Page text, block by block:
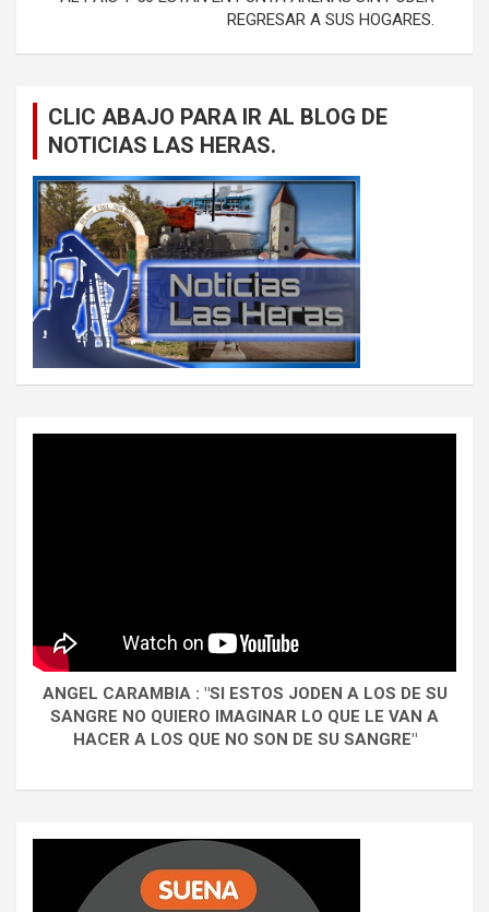
REGRESAR A SUS HOGARES.
CLIC ABAJO PARA IR AL BLOG DE
NOTICIAS LAS HERAS.
ANGEL CARAMBIA : "SI ESTOS JODEN A LOS DE SU
SANGRE NO QUIERO IMAGINAR LO QUE LE VAN A
HACER A LOS QUE NO SON DE SU SANGRE"